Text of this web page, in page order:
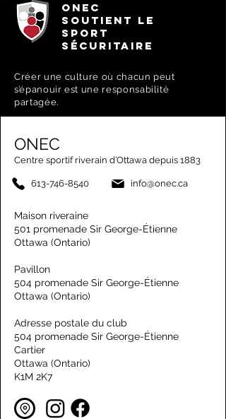
ONEC
SOUTIENT LE
SPORT
SÉCURITAIRE
Créer une culture où chacun peut
s’épanouir est une responsabilité
partagée.
ONEC
Centre sportif riverain d’Ottawa depuis 1883
613-746-8540 info@onec.ca
Maison riveraine
501 promenade Sir George-Étienne
Ottawa (Ontario)
Pavillon
504 promenade Sir George-Étienne
Ottawa (Ontario)
Adresse postale du club
504 promenade Sir George-Étienne
Cartier
Ottawa (Ontario)
K1M 2K7